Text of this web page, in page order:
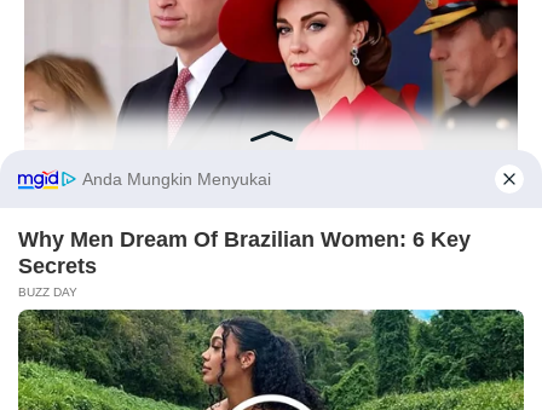
PRIVACY POLICY DISCLAIMER HUBUNGI KAMI IKLAN
William & Kate Are Not The Same Couple Anymore – Here's
Why!
Before You Go